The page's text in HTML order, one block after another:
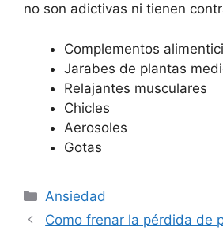
no son adictivas ni tienen
Complementos
Jarabes de plantas
Relajantes musculares
Chicles
Aerosoles
Gotas
Categorías
Ansiedad
Como frenar la pérdida de